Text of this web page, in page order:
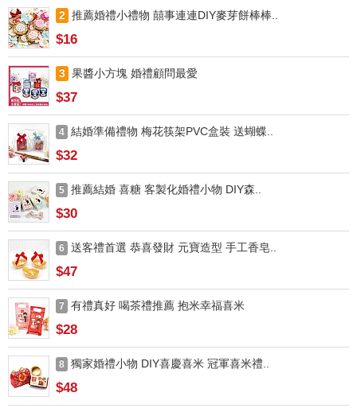
2 推薦婚禮小禮物 囍事連連DIY麥芽餅棒棒..
$16
3 果醬小方塊 婚禮顧問最愛
$37
4 結婚準備禮物 梅花筷架PVC盒裝 送蝴蝶..
$32
5 推薦結婚 喜糖 客製化婚禮小物 DIY森..
$30
6 送客禮首選 恭喜發財 元寶造型 手工香皂..
$47
7 有禮真好 喝茶禮推薦 抱米幸福喜米
$28
8 獨家婚禮小物 DIY喜慶喜米 冠軍喜米禮..
$48